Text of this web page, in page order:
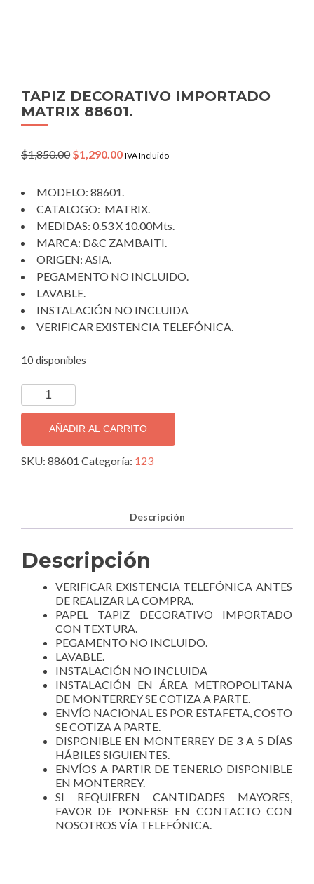
TAPIZ DECORATIVO IMPORTADO
MATRIX 88601.
$1,850.00 Original
$1,850.00.
$1,290.00Current
$1,290.00.
IVA Incluido
MODELO: 88601.
CATALOGO: MATRIX.
MEDIDAS: 0.53 X 10.00Mts.
MARCA: D&C ZAMBAITI.
ORIGEN: ASIA.
PEGAMENTO NO INCLUIDO.
LAVABLE.
INSTALACIÓN NO INCLUIDA
VERIFICAR EXISTENCIA TELEFÓNICA.
10 disponibles
TAPIZ
DECORATIVO
IMPORTADO
MATRIX
88601.
AÑADIR AL CARRITO
SKU: 88601 Categoría: 123
Descripción
Descripción
VERIFICAR EXISTENCIA TELEFÓNICA ANTES
DE REALIZAR LA COMPRA.
PAPEL TAPIZ DECORATIVO IMPORTADO
CON TEXTURA.
PEGAMENTO NO INCLUIDO.
LAVABLE.
INSTALACIÓN NO INCLUIDA
INSTALACIÓN EN ÁREA METROPOLITANA
DE MONTERREY SE COTIZA A PARTE.
ENVÍO NACIONAL ES POR ESTAFETA, COSTO
SE COTIZA A PARTE.
DISPONIBLE EN MONTERREY DE 3 A 5 DÍAS
HÁBILES SIGUIENTES.
ENVÍOS A PARTIR DE TENERLO DISPONIBLE
EN MONTERREY.
SI REQUIEREN CANTIDADES MAYORES,
FAVOR DE PONERSE EN CONTACTO CON
NOSOTROS VÍA TELEFÓNICA.